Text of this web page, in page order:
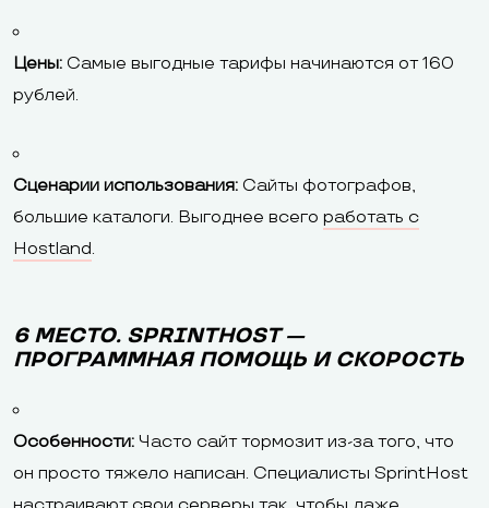
Цены: Самые выгодные тарифы начинаются от 160
рублей.
Сценарии использования: Сайты фотографов,
большие каталоги. Выгоднее всего работать с
Hostland.
6 МЕСТО. SPRINTHOST —
ПРОГРАММНАЯ ПОМОЩЬ И СКОРОСТЬ
Особенности: Часто сайт тормозит из-за того, что
он просто тяжело написан. Специалисты SprintHost